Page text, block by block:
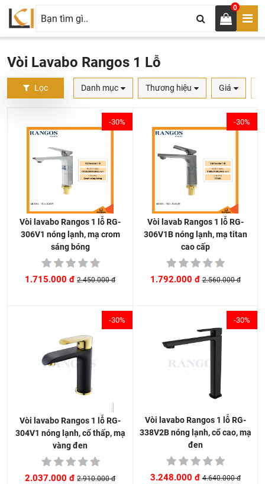
0
Vòi Lavabo Rangos 1 Lỗ
Lọc Danh mục Thương hiệu Giá
-30%
Vòi lavabo Rangos 1 lỗ RG-
306V1 nóng lạnh, mạ crom
sáng bóng
1.715.000 đ 2.450.000 đ
-30%
Vòi lavab Rangos 1 lỗ RG-
306V1B nóng lạnh, mạ titan
cao cấp
1.792.000 đ 2.560.000 đ
-30%
Vòi lavabo Rangos 1 lỗ RG-
304V1 nóng lạnh, cổ thấp, mạ
vàng đen
2.037.000 đ 2.910.000 đ
-30%
Vòi lavabo Rangos 1 lỗ RG-
338V2B nóng lạnh, cổ cao, mạ
đen
3.248.000 đ 4.640.000 đ